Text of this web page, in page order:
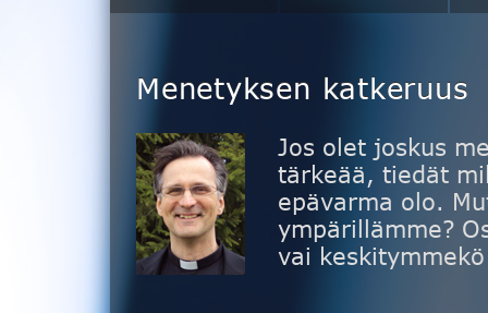
Menetyksen katkeruus
Jos olet joskus
tärkeää, tiedät
epävarma olo.
ympärillämme?
vai